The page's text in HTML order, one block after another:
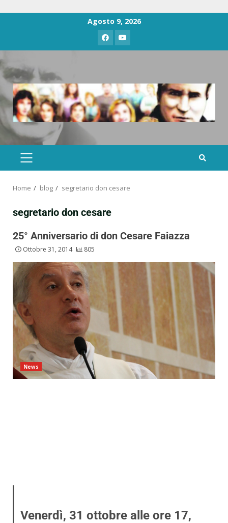
Agosto 9, 2026
Home blog segretario don cesare
segretario don cesare
25° Anniversario di don Cesare Faiazza
Ottobre 31, 2014 805
News
Venerdì, 31 ottobre alle ore 17,